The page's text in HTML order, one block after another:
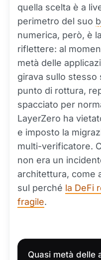
quella scelta è a
perimetro del suo
numerica, però, è
riflettere: al
metà delle
girava sullo stesso
punto di rottura,
spacciato per
LayerZero ha
e imposto la
multi-verificatore.
non era un
architettura, come
sul perché la DeFi
fragile.
Quasi metà delle